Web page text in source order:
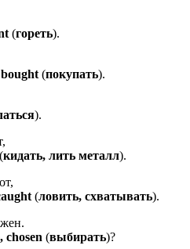
(гореть).
(покупать).
).
(кидать, лить металл).
(ловить, схватывать).
chosen (выбирать)?